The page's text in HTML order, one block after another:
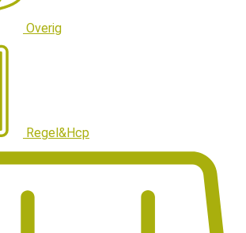
Overig
Regel&Hcp